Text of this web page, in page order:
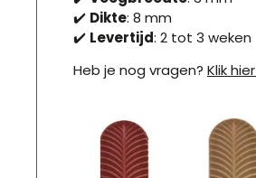
✔️ Dikte: 8 mm
✔️ Levertijd: 2 tot 3 weken
Heb je nog vragen? Klik hier